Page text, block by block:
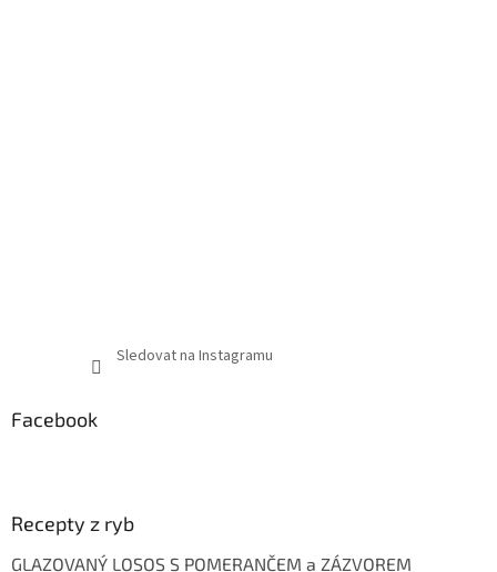
Sledovat na Instagramu
Facebook
Recepty z ryb
GLAZOVANÝ LOSOS S POMERANČEM a ZÁZVOREM